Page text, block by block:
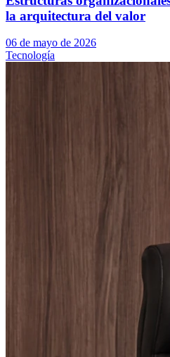
la arquitectura del valor
06 de mayo de 2026
Tecnología